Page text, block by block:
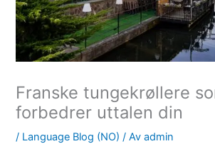
Franske tungekrøllere
forbedrer uttalen din
/ Language Blog (NO) / Av admin